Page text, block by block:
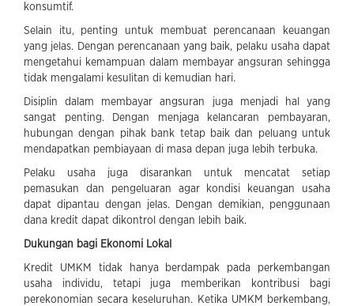
konsumtif.
Selain itu, penting untuk membuat perencanaan keuangan
yang jelas. Dengan perencanaan yang baik, pelaku usaha dapat
mengetahui kemampuan dalam membayar angsuran sehingga
tidak mengalami kesulitan di kemudian hari.
Disiplin dalam membayar angsuran juga menjadi hal yang
sangat penting. Dengan menjaga kelancaran pembayaran,
hubungan dengan pihak bank tetap baik dan peluang untuk
mendapatkan pembiayaan di masa depan juga lebih terbuka.
Pelaku usaha juga disarankan untuk mencatat setiap
pemasukan dan pengeluaran agar kondisi keuangan usaha
dapat dipantau dengan jelas. Dengan demikian, penggunaan
dana kredit dapat dikontrol dengan lebih baik.
Dukungan bagi Ekonomi Lokal
Kredit UMKM tidak hanya berdampak pada perkembangan
usaha individu, tetapi juga memberikan kontribusi bagi
perekonomian secara keseluruhan. Ketika UMKM berkembang,